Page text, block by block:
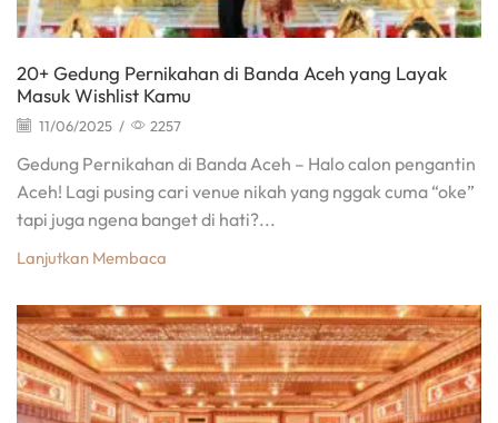
20+ Gedung Pernikahan di Banda Aceh yang Layak
Masuk Wishlist Kamu
11/06/2025 / 2257
Gedung Pernikahan di Banda Aceh – Halo calon pengantin
Aceh! Lagi pusing cari venue nikah yang nggak cuma “oke”
tapi juga ngena banget di hati?...
Lanjutkan Membaca